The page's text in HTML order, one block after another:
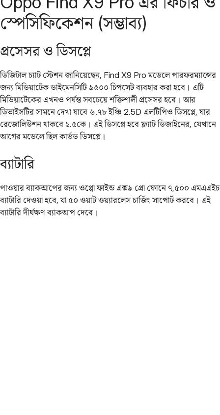
স্পেসিফিকেশন (সম্ভাব্য)
প্রসেসর ও ডিসপ্লে
ডিজিটাল চ্যাট স্টেশন জানিয়েছেন, Find X9 Pro মডেলে পারফরম্যান্সের
জন্য মিডিয়াটেক ডাইমেনসিটি ৯৫০০ চিপসেট ব্যবহার করা হবে। এটি
মিডিয়াটেকের এখনও পর্যন্ত সবচেয়ে শক্তিশালী প্রসেসর হবে। আর
ডিভাইসটির সামনে দেখা যাবে ৬.৭৮ ইঞ্চি 2.5D এলটিপিও ডিসপ্লে, যার
রেজোলিউশন থাকবে ১.৫কে। এই ডিসপ্লে হবে ফ্ল্যাট ডিজাইনের, যেখানে
আগের মডেলে ছিল কার্ভড ডিসপ্লে।
ব্যাটারি
পাওয়ার ব্যাকআপের জন্য ওপ্পো ফাইন্ড এক্স৯ প্রো ফোনে ৭,৫০০ এমএএইচ
ব্যাটারি দেওয়া হবে, যা ৫০ ওয়াট ওয়্যারলেস চার্জিং সাপোর্ট করবে। এই
ব্যাটারি দীর্ঘক্ষণ ব্যাকআপ দেবে।